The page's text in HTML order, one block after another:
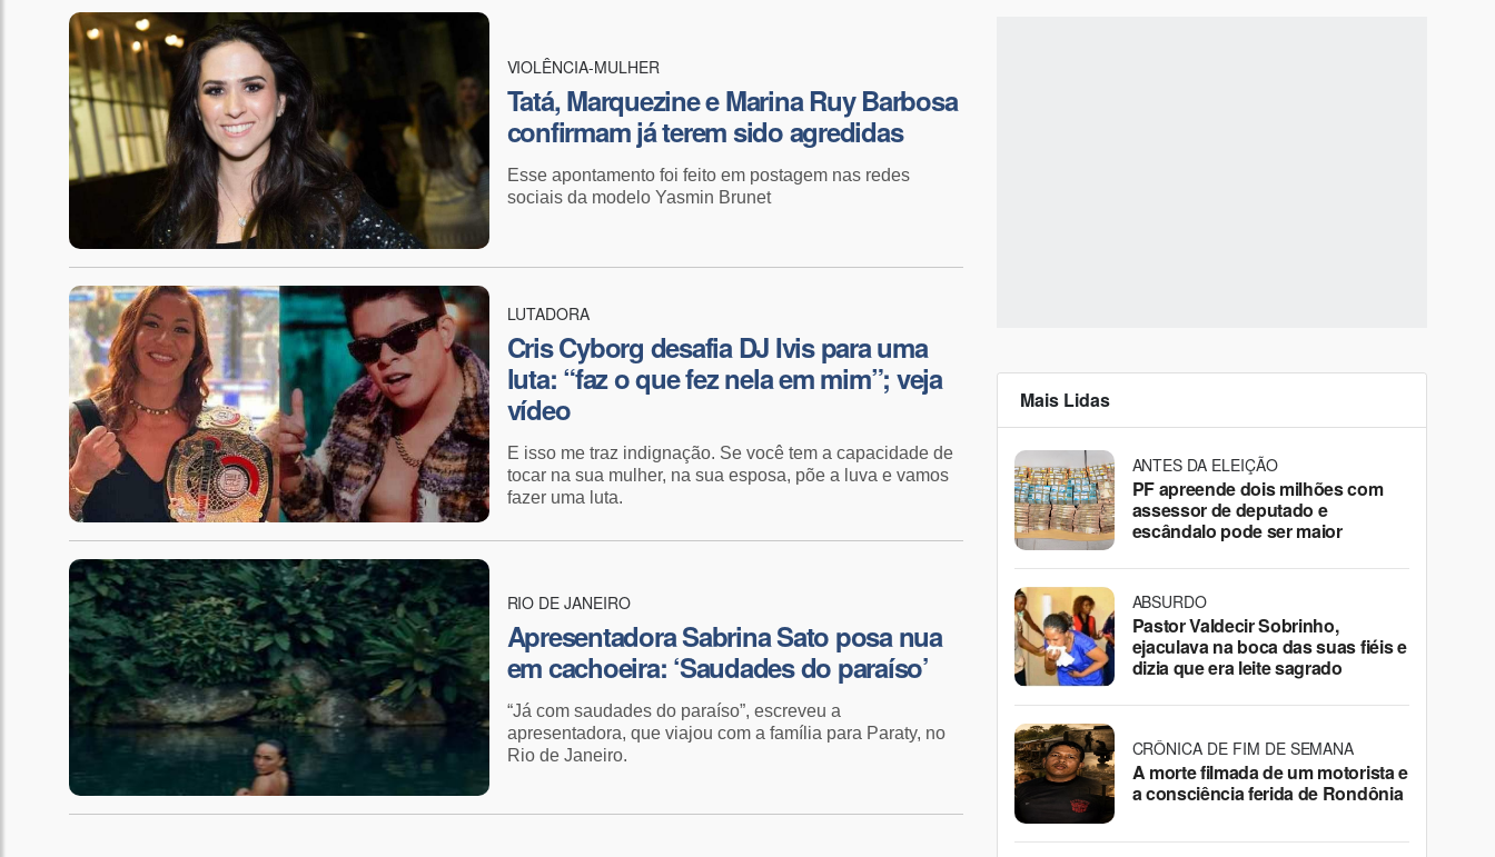
VIOLÊNCIA-MULHER
Tatá, Marquezine e Marina Ruy Barbosa
confirmam já terem sido agredidas
Esse apontamento foi feito em postagem nas redes
sociais da modelo Yasmin Brunet
LUTADORA
Cris Cyborg desafia DJ Ivis para uma
luta: “faz o que fez nela em mim”; veja
vídeo
E isso me traz indignação. Se você tem a capacidade de
tocar na sua mulher, na sua esposa, põe a luva e vamos
fazer uma luta.
RIO DE JANEIRO
Apresentadora Sabrina Sato posa nua
em cachoeira: ‘Saudades do paraíso’
“Já com saudades do paraíso”, escreveu a
apresentadora, que viajou com a família para Paraty, no
Rio de Janeiro.
Mais Lidas
ANTES DA ELEIÇÃO
PF apreende dois milhões com
assessor de deputado e
escândalo pode ser maior
ABSURDO
Pastor Valdecir Sobrinho,
ejaculava na boca das suas fiéis e
dizia que era leite sagrado
CRÔNICA DE FIM DE SEMANA
A morte filmada de um motorista e
a consciência ferida de Rondônia